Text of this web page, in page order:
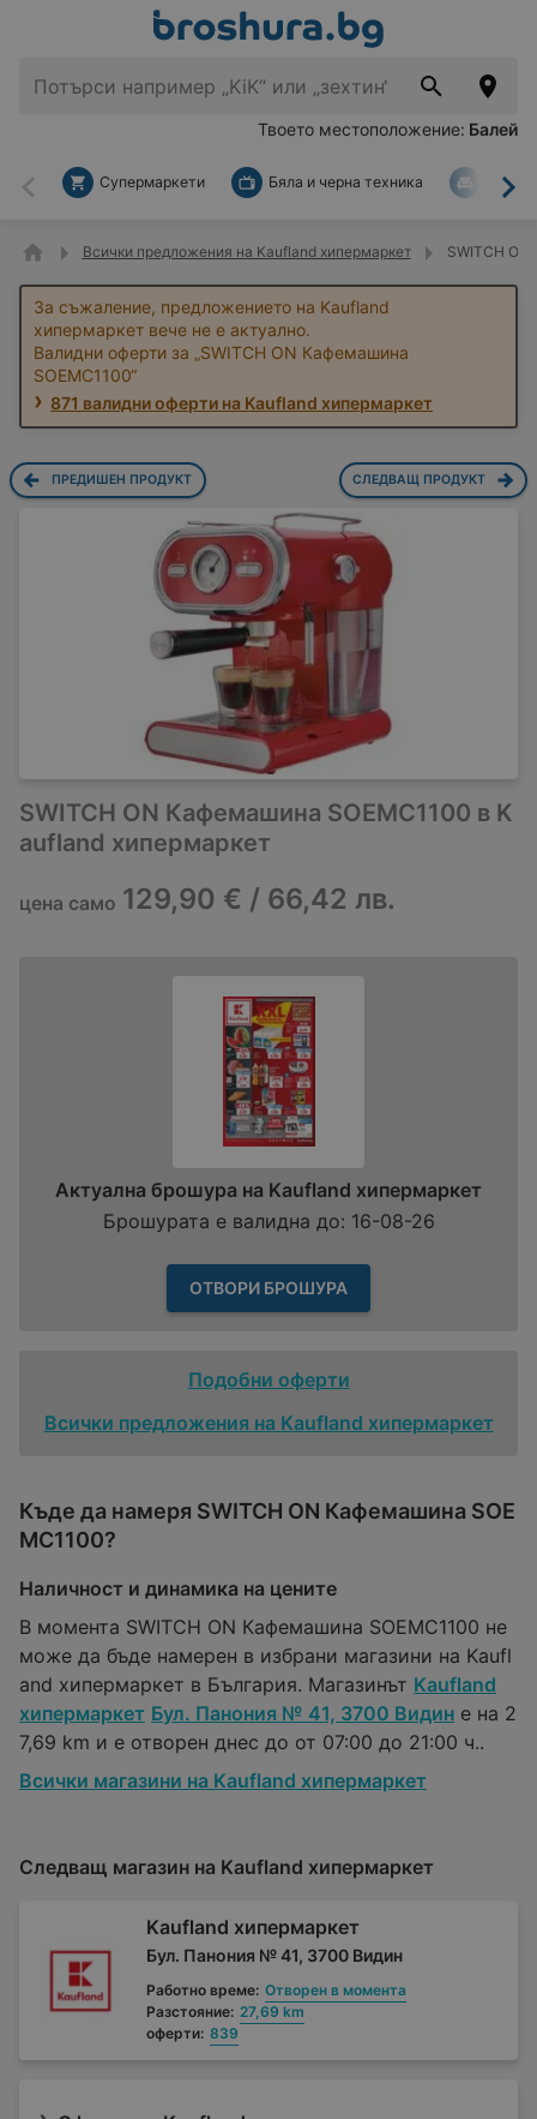
Твоето местоположение: Балей
Назад
Супермаркети Бяла и черна техника За
Всички предложения на Kaufland хипермаркет SWITCH
За съжаление, предложението на Kaufland
хипермаркет вече не е актуално.
Валидни оферти за „SWITCH ON Кафемашина
SOEMC1100“
871 валидни оферти на Kaufland хипермаркет
ПРЕДИШЕН ПРОДУКТ СЛЕДВАЩ ПРОДУКТ
SWITCH ON Кафемашина SOEMC1100 в K
aufland хипермаркет
цена само 129,90 € / 66,42 лв.
Актуална брошура на Kaufland хипермаркет
Брошурата е валидна до: 16-08-26
ОТВОРИ БРОШУРА
Подобни оферти
Всички предложения на Kaufland хипермаркет
Къде да намеря SWITCH ON Кафемашина SOE
MC1100?
Наличност и динамика на цените
В момента SWITCH ON Кафемашина SOEMC1100 не
може да бъде намерен в избрани магазини на Kaufl
and хипермаркет в България. Магазинът Kaufland
хипермаркет Бул. Панония № 41, 3700 Видин е на 2
7,69 km и е отворен днес до от 07:00 до 21:00 ч..
Всички магазини на Kaufland хипермаркет
Следващ магазин на Kaufland хипермаркет
Kaufland хипермаркет
Бул. Панония № 41, 3700 Видин
Работно време: Отворен в момента
Разстояние: 27,69 km
оферти: 839